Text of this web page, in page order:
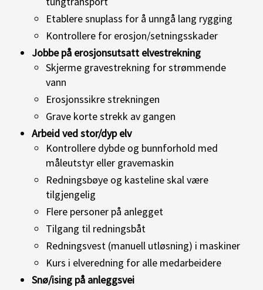
Etablere snuplass for å unngå lang rygging
Kontrollere for erosjon/setningsskader
Jobbe på erosjonsutsatt elvestrekning
Skjerme gravestrekning for strømmende
vann
Erosjonssikre strekningen
Grave korte strekk av gangen
Arbeid ved stor/dyp elv
Kontrollere dybde og bunnforhold med
måleutstyr eller gravemaskin
Redningsbøye og kasteline skal være
tilgjengelig
Flere personer på anlegget
Tilgang til redningsbåt
Redningsvest (manuell utløsning) i maskiner
Kurs i elveredning for alle medarbeidere
Snø/ising på anleggsvei